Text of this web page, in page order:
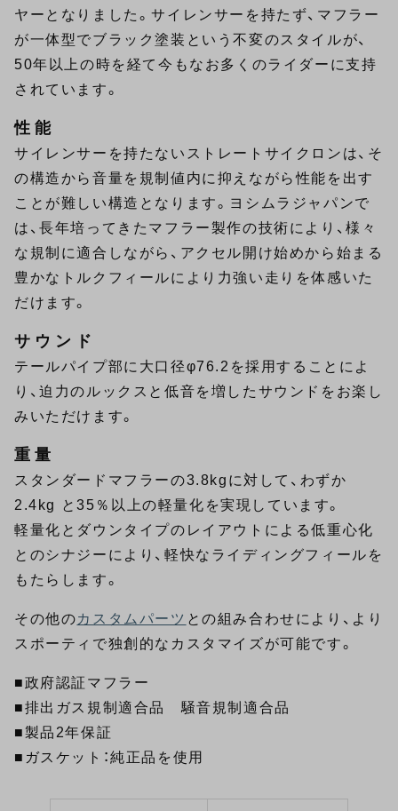
ヤーとなりました。サイレンサーを持たず、マフラー
が一体型でブラック塗装という不変のスタイルが、
50年以上の時を経て今もなお多くのライダーに支持
されています。
性能
サイレンサーを持たないストレートサイクロンは、そ
の構造から音量を規制値内に抑えながら性能を出す
ことが難しい構造となります。ヨシムラジャパンで
は、長年培ってきたマフラー製作の技術により、様々
な規制に適合しながら、アクセル開け始めから始まる
豊かなトルクフィールにより力強い走りを体感いた
だけます。
サウンド
テールパイプ部に大口径φ76.2を採用することによ
り、迫力のルックスと低音を増したサウンドをお楽し
みいただけます。
重量
スタンダードマフラーの3.8kgに対して、わずか
2.4kg と35％以上の軽量化を実現しています。
軽量化とダウンタイプのレイアウトによる低重心化
とのシナジーにより、軽快なライディングフィールを
もたらします。
その他のカスタムパーツ との組み合わせにより、より
スポーティで独創的なカスタマイズが可能です。
■政府認証マフラー
■排出ガス規制適合品 騒音規制適合品
■製品2年保証
■ガスケット：純正品を使用